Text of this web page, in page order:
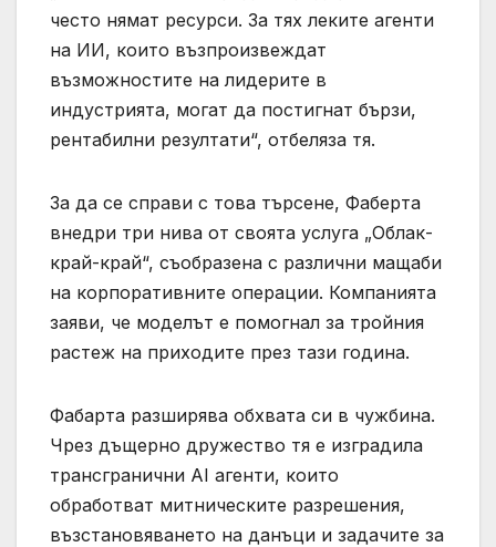
често нямат ресурси. За тях леките агенти
на ИИ, които възпроизвеждат
възможностите на лидерите в
индустрията, могат да постигнат бързи,
рентабилни резултати“, отбеляза тя.
За да се справи с това търсене, Фаберта
внедри три нива от своята услуга „Облак-
край-край“, съобразена с различни мащаби
на корпоративните операции. Компанията
заяви, че моделът е помогнал за тройния
растеж на приходите през тази година.
Фабарта разширява обхвата си в чужбина.
Чрез дъщерно дружество тя е изградила
трансгранични AI агенти, които
обработват митническите разрешения,
възстановяването на данъци и задачите за